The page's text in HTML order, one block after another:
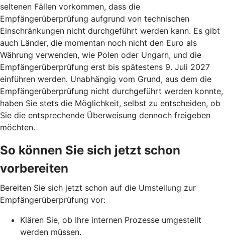
seltenen Fällen vorkommen, dass die
Empfängerüberprüfung aufgrund von technischen
Einschränkungen nicht durchgeführt werden kann. Es gibt
auch Länder, die momentan noch nicht den Euro als
Währung verwenden, wie Polen oder Ungarn, und die
Empfängerüberprüfung erst bis spätestens 9. Juli 2027
einführen werden. Unabhängig vom Grund, aus dem die
Empfängerüberprüfung nicht durchgeführt werden konnte,
haben Sie stets die Möglichkeit, selbst zu entscheiden, ob
Sie die entsprechende Überweisung dennoch freigeben
möchten.
So können Sie sich jetzt schon
vorbereiten
Bereiten Sie sich jetzt schon auf die Umstellung zur
Empfängerüberprüfung vor:
Klären Sie, ob Ihre internen Prozesse umgestellt
werden müssen.